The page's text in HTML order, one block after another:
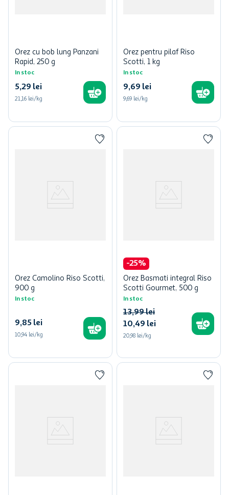
Orez cu bob lung Panzani
Rapid, 250 g
In stoc
5,29 lei
21,16 lei/kg
Orez pentru pilaf Riso
Scotti, 1 kg
In stoc
9,69 lei
9,69 lei/kg
Orez Camolino Riso Scotti,
900 g
In stoc
9,85 lei
10,94 lei/kg
-25%
Orez Basmati integral Riso
Scotti Gourmet, 500 g
In stoc
10,49 lei
13,99lei
20,98 lei/kg